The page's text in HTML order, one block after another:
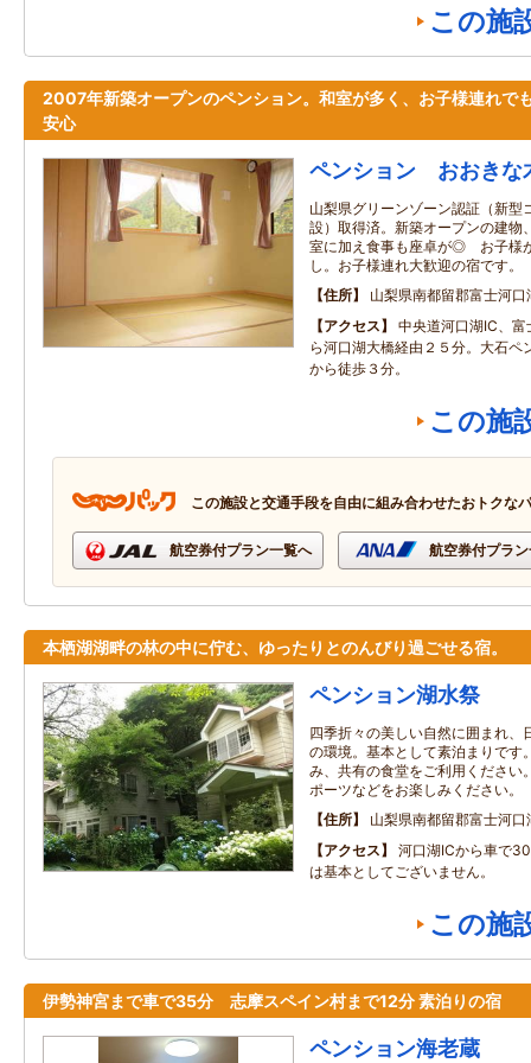
この施
2007年新築オープンのペンション。和室が多く、お子様連れで
安心
ペンション おおきな
山梨県グリーンゾーン認証（新型
設）取得済。新築オープンの建物
室に加え食事も座卓が◎ お子様
し。お子様連れ大歓迎の宿です。
住所
山梨県南都留郡富士河
アクセス
中央道河口湖IC、
ら河口湖大橋経由２５分。大石ペ
から徒歩３分。
この施
この施設と交通手段を自由に組み合わせたおトクな
航空券付プラン一覧へ 航空券付プラ
本栖湖湖畔の林の中に佇む、ゆったりとのんびり過ごせる宿。
ペンション湖水祭
四季折々の美しい自然に囲まれ、
の環境。基本として素泊まりです
み、共有の食堂をご利用ください
ポーツなどをお楽しみください。
住所
山梨県南都留郡富士河口
アクセス
河口湖ICから車で
は基本としてございません。
この施
伊勢神宮まで車で35分 志摩スペイン村まで12分 素泊りの宿
ペンション海老蔵